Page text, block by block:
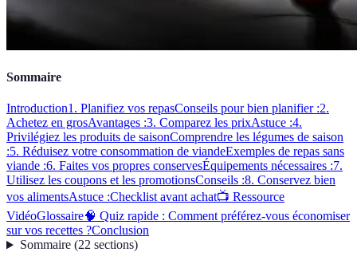
Sommaire
Introduction1. Planifiez vos repasConseils pour bien planifier :2.
Achetez en grosAvantages :3. Comparez les prixAstuce :4.
Privilégiez les produits de saisonComprendre les légumes de saison
:5. Réduisez votre consommation de viandeExemples de repas sans
viande :6. Faites vos propres conservesÉquipements nécessaires :7.
Utilisez les coupons et les promotionsConseils :8. Conservez bien
vos alimentsAstuce :Checklist avant achat📺 Ressource
VidéoGlossaire🧠 Quiz rapide : Comment préférez-vous économiser
sur vos recettes ?Conclusion
Sommaire(22 sections)